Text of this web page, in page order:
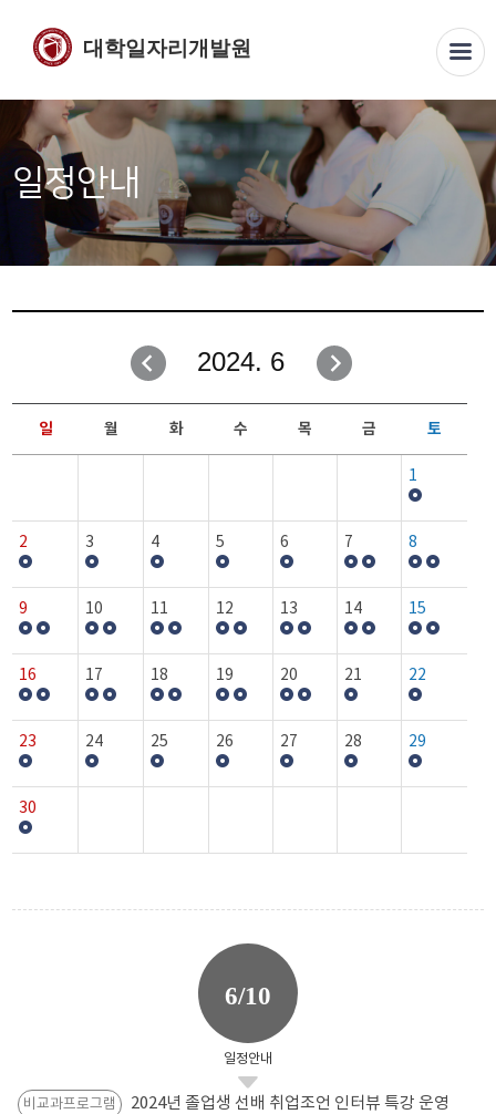
대학일자리개발원
일정안내
2024. 6
일 월 화 수 목 금 토
1
2 3 4 5 6 7 8
9 10 11 12 13 14 15
16 17 18 19 20 21 22
23 24 25 26 27 28 29
30
6/10
일정안내
비교과프로그램 2024년 졸업생 선배 취업조언 인터뷰 특강 운영